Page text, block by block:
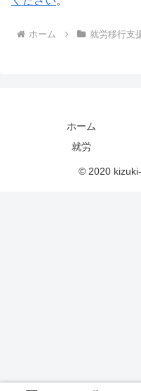
ホーム 就労移行支
ホーム
就労
© 2020